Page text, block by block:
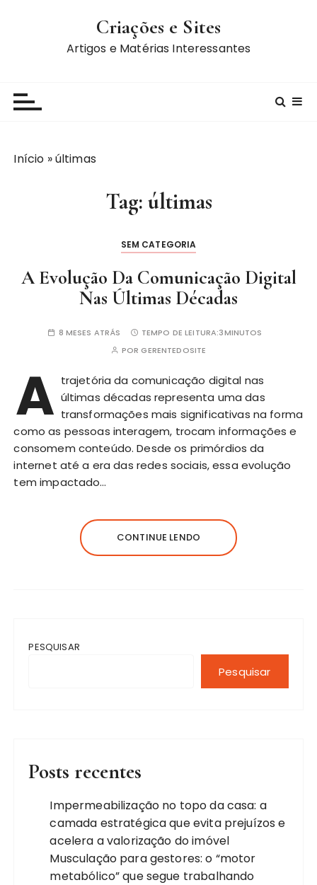
Criações e Sites
Artigos e Matérias Interessantes
Início »últimas
Tag: últimas
SEM CATEGORIA
A Evolução Da Comunicação Digital
Nas Últimas Décadas
8 MESES ATRÁS TEMPO DE LEITURA:3MINUTOS
PORGERENTEDOSITE
A trajetória da comunicação digital nas
últimas décadas representa uma das
transformações mais significativas na forma
como as pessoas interagem, trocam informações e
consomem conteúdo. Desde os primórdios da
internet até a era das redes sociais, essa evolução
tem impactado…
CONTINUE LENDO
PESQUISAR
Pesquisar
Posts recentes
Impermeabilização no topo da casa: a
camada estratégica que evita prejuízos e
acelera a valorização do imóvel
Musculação para gestores: o “motor
metabólico” que segue trabalhando